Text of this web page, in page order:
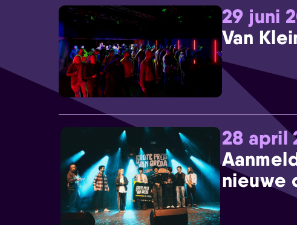
29 juni
Van
28 april
nieuwe